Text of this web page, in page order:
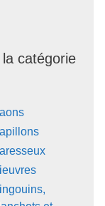
catégorie